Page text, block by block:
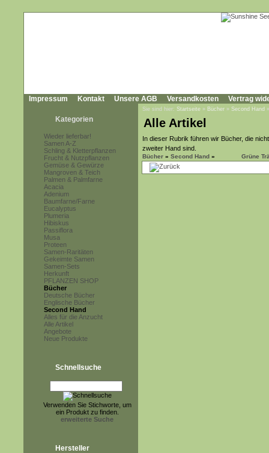
Impressum Kontakt Unsere AGB Versandkosten Vertrag
Kategorien
Wieder lieferbar!
Samen A-Z
Schling & Kletterpflanzen
Frucht & Nutzpflanzen
Gemüse & Gewürze
Mangroven & Teich
Palmen & Palmfarne
Acacia
Adenium
Baumfarne/Farne
Eucalyptus
Plumeria
Hibiskus
Passiflora
Musa
Proteen
Samen-Raritäten
Gekeimte Samen
Samen-Sets
Herkunft
PFLANZEN SHOP
Bücher
Deutsche Bücher
Englische Bücher
Second Hand
Alles für die Anzucht
Alle Artikel
Angebote
Neue Produkte
Schnellsuche
Verwenden Sie Stichworte, um
ein Produkt zu finden.
erweiterte Suche
Hersteller
Sie sind hier: Startseite » Bücher » Second Hand
Alle Artikel
In dieser Rubrik führen wir Bücher, die
zweiter Hand sind.
Bücher » Second Hand » Grüne